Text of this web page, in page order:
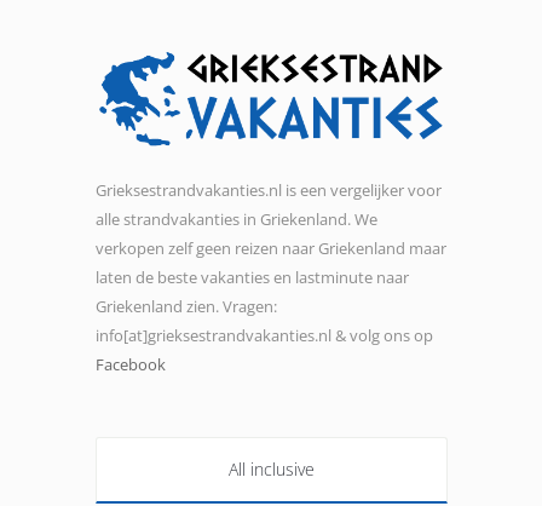
Grieksestrandvakanties.nl is een vergelijker voor
alle strandvakanties in Griekenland. We
verkopen zelf geen reizen naar Griekenland maar
laten de beste vakanties en lastminute naar
Griekenland zien. Vragen:
info[at]grieksestrandvakanties.nl & volg ons op
Facebook
All inclusive